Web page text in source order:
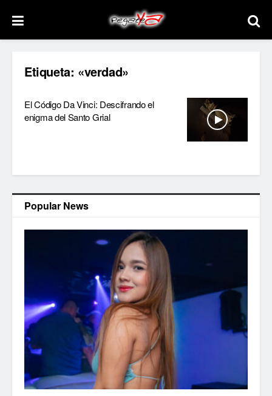
Etiqueta: «verdad»
El Código Da Vinci: Descifrando el
enigma del Santo Grial
Popular News